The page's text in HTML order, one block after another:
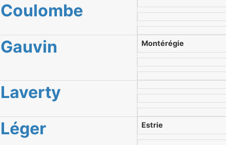
Coulombe
Gauvin Montérégie
Laverty
Léger Estrie